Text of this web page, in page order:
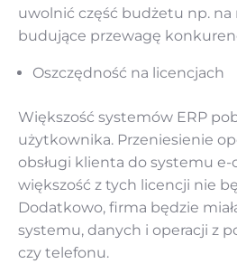
uwolnić część budżetu np. na
budujące przewagę
Oszczędność na licencjach
Większość systemów ERP
użytkownika. Przeniesienie
obsługi klienta do systemu e-
większość z tych licencji nie
Dodatkowo, firma będzie
systemu, danych i operacji z
czy telefonu.